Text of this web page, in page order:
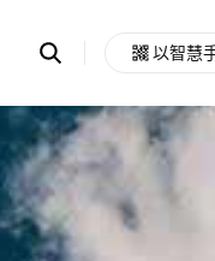
Search
OpenChats
messages
search
area
以智慧